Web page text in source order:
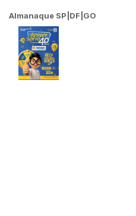
Almanaque SP|DF|GO